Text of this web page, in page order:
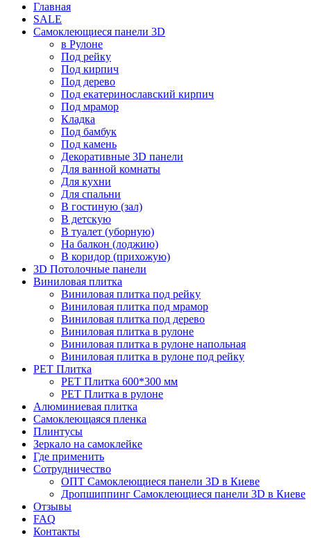
Главная
SALE
Самоклеющиеся панели 3D
в Рулоне
Под рейку
Под кирпич
Под дерево
Под екатеринославский кирпич
Под мрамор
Кладка
Под бамбук
Под камень
Декоративные 3D панели
Для ванной комнаты
Для кухни
Для спальни
В гостиную (зал)
В детскую
В туалет (уборную)
На балкон (лоджию)
В коридор (прихожую)
3D Потолочные панели
Виниловая плитка
Виниловая плитка под рейку
Виниловая плитка под мрамор
Виниловая плитка под дерево
Виниловая плитка в рулоне
Виниловая плитка в рулоне напольная
Виниловая плитка в рулоне под рейку
PET Плитка
PET Плитка 600*300 мм
PET Плитка в рулоне
Алюминиевая плитка
Самоклеющаяся пленка
Плинтусы
Зеркало на самоклейке
Где применить
Сотрудничество
ОПТ Самоклеющиеся панели 3D в Киеве
Дропшиппинг Самоклеющиеся панели 3D в Киеве
Отзывы
FAQ
Контакты